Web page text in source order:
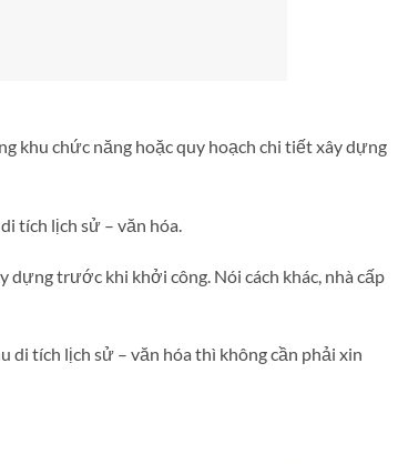
khu chức năng hoặc quy hoạch chi tiết xây dựng
tích lịch sử – văn hóa.
trước khi khởi công. Nói cách khác, nhà cấp
di tích lịch sử – văn hóa thì không cần phải xin